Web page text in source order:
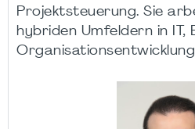
Projektsteuerung. Sie
hybriden Umfeldern in IT,